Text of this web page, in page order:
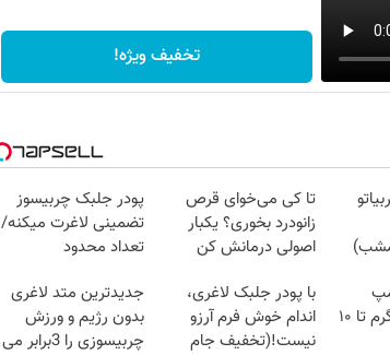
تخفیف ویژه!
تا کی می‌خوای قرص
زانودرد بخوری؟ یکبار
اصولی درمانش کن
پودر جلبک چربیسوز
تضمینی لاغرت میکنه/
تعداد محدود
طلاسی، از ۰.۵ گرم تا ۱۰
با پودر جلبک لاغری،
اندام خوش فرم آرزو
نیست!(تخفیف جام
جدیدترین متد لاغری
بدون رژیم و ورزش
چربیسوزی را 3برابر می